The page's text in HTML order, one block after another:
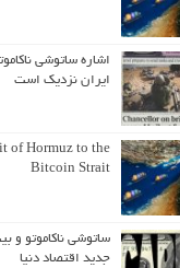
اشاره ساتوشی
ایران نزدیک است
of Hormuz to the
Bitcoin Strait
ساتوشی ناکاموتو و
جدید اقتصاد دنیا